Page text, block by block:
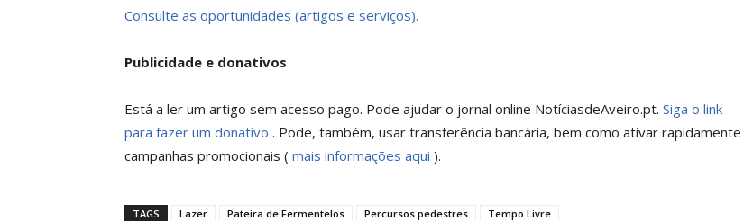
Consulte as oportunidades (artigos e serviços).
Publicidade e donativos
Está a ler um artigo sem acesso pago. Pode ajudar o jornal online NotíciasdeAveiro.pt. Siga o link
para fazer um donativo . Pode, também, usar transferência bancária, bem como ativar rapidamente
campanhas promocionais ( mais informações aqui ).
TAGS Lazer Pateira de Fermentelos Percursos pedestres Tempo Livre